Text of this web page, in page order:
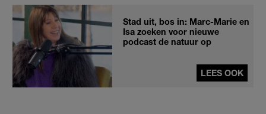
Stad uit, bos in: Marc-Marie en
Isa zoeken voor nieuwe
podcast de natuur op
LEES OOK